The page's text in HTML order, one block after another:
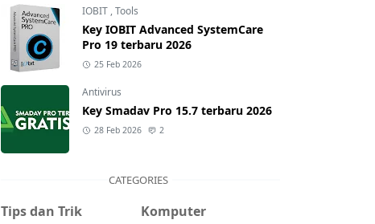
IOBIT ,Tools
Key IOBIT Advanced SystemCare
Pro 19 terbaru 2026
25 Feb 2026
Antivirus
Key Smadav Pro 15.7 terbaru 2026
28 Feb 2026 2
CATEGORIES
Tips dan Trik
Komputer